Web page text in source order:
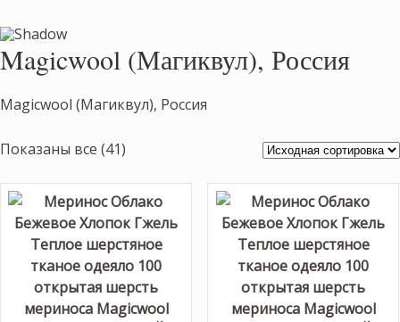
Magicwool (Магиквул), Россия
Magicwool (Магиквул), Россия
Показаны все (41)